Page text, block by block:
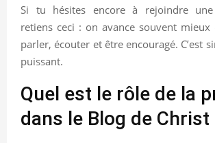
Si tu hésites encore à rejoindre une
retiens ceci : on avance souvent
parler, écouter et être encouragé. C’est
puissant.
Quel est le rôle de la
dans le Blog de Christ